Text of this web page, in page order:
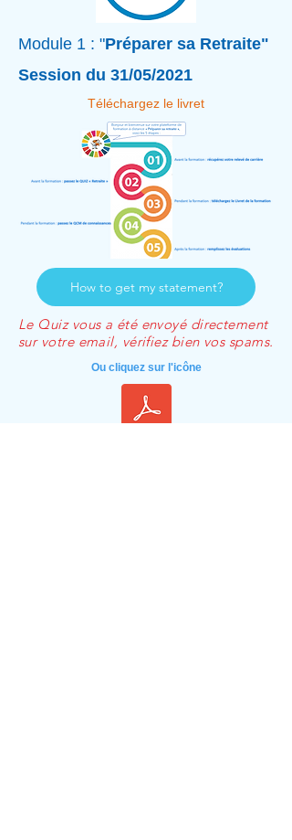
Module 1 : "Préparer sa Retraite"
Session du 31/05/2021
Téléchargez le livret
How to get my statement?
Le Quiz vous a été envoyé directement
sur votre email, vérifiez bien vos spams.
Ou cliquez sur l'icône